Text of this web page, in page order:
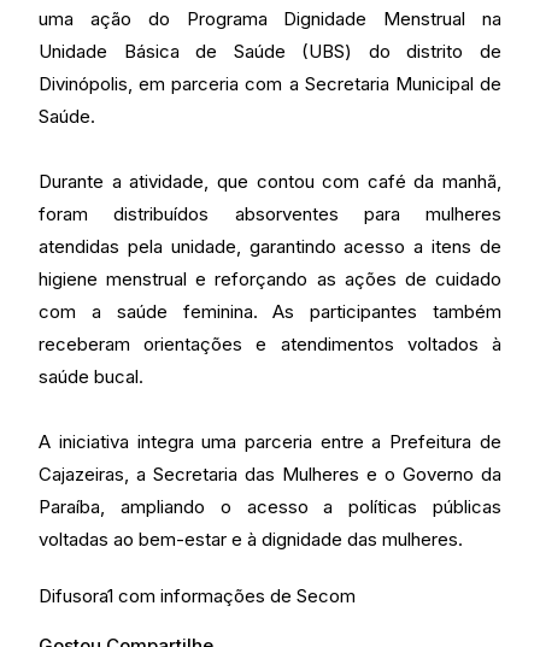
uma ação do Programa Dignidade Menstrual na
Unidade Básica de Saúde (UBS) do distrito de
Divinópolis, em parceria com a Secretaria Municipal de
Saúde.
Durante a atividade, que contou com café da manhã,
foram distribuídos absorventes para mulheres
atendidas pela unidade, garantindo acesso a itens de
higiene menstrual e reforçando as ações de cuidado
com a saúde feminina. As participantes também
receberam orientações e atendimentos voltados à
saúde bucal.
A iniciativa integra uma parceria entre a Prefeitura de
Cajazeiras, a Secretaria das Mulheres e o Governo da
Paraíba, ampliando o acesso a políticas públicas
voltadas ao bem-estar e à dignidade das mulheres.
Difusora1 com informações de Secom